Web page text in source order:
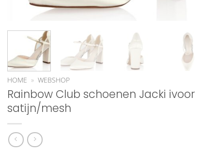
HOME » WEBSHOP
Rainbow Club schoenen Jacki ivoor
satijn/mesh